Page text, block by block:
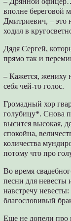
вполне береговой
Дмитриевич, – это
ходил в
Дядя Сергей,
прямо так и
– Кажется, жениху
себя чей-то голос.
Громадный хор
голубицу*. Снова
высится высокая,
спокойна,
количества
потому что про
Во время
песни для невесты
навстречу
благословивый
Еще не допели